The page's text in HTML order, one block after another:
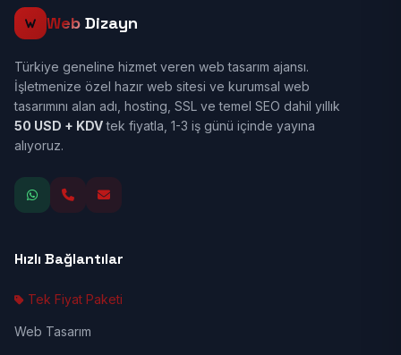
Web Dizayn
Türkiye geneline hizmet veren web tasarım ajansı.
İşletmenize özel hazır web sitesi ve kurumsal web
tasarımını alan adı, hosting, SSL ve temel SEO dahil yıllık
50 USD + KDVtek fiyatla, 1-3 iş günü içinde yayına
alıyoruz.
Hızlı Bağlantılar
Tek Fiyat Paketi
Web Tasarım